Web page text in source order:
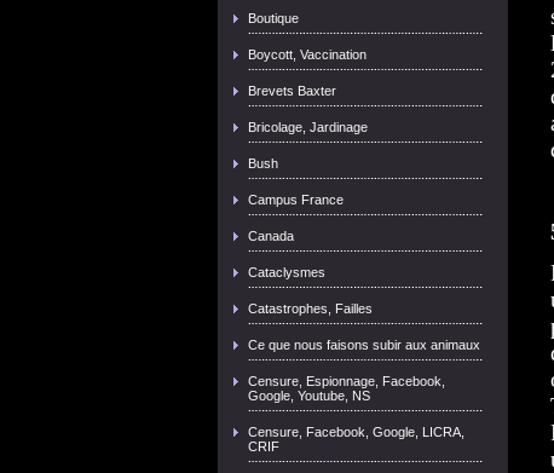
Boutique
Boycott, Vaccination
Brevets Baxter
Bricolage, Jardinage
Bush
Campus France
Canada
Cataclysmes
Catastrophes, Failles
Ce que nous faisons subir aux animaux
Censure, Espionnage, Facebook,
Google, Youtube, NS
Censure, Facebook, Google, LICRA,
CRIF